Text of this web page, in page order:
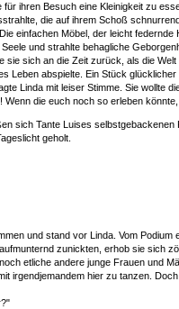
ihren Besuch eine Kleinigkeit zu
die auf ihrem Schoß
einfachen Möbel, der leicht
und strahlte behagliche
sie sich an die Zeit zurück, als die
Leben abspielte. Ein Stück
Linda mit leiser Stimme. Sie wollte
die euch noch so erleben
sich Tante Luises
geholt.
und stand vor Linda. Vom
zunickten, erhob sie sich
etliche andere junge Frauen und
irgendjemandem hier zu tanzen.